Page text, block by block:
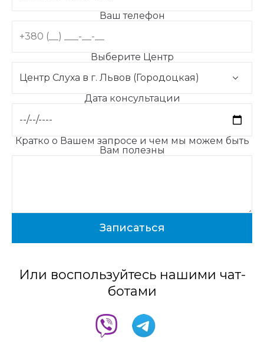
Ваш телефон
Выберите Центр
Дата консультации
Кратко о Вашем запросе и чем мы можем быть
Вам полезны
Или воспользуйтесь нашими чат-
ботами